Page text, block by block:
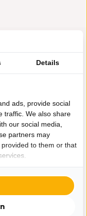
Details
ads, provide social
traffic. We also share
our social media,
partners may
to them or that